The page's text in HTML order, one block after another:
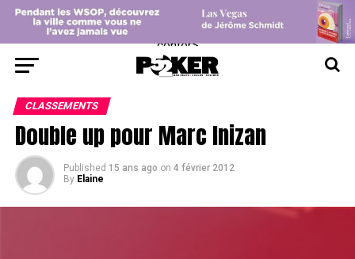
center>
CLASSEMENTS
Double up pour Marc Inizan
Published 15 ans ago on 4 février 2012
By Elaine